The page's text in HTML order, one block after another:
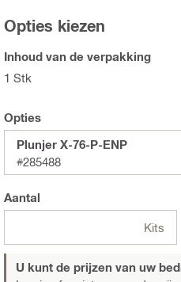
Opties kiezen
Inhoud van de verpakking
1 Stk
Opties
Plunjer X-76-P-ENP
#285488
Aantal
Kits
U kunt de prijzen van uw